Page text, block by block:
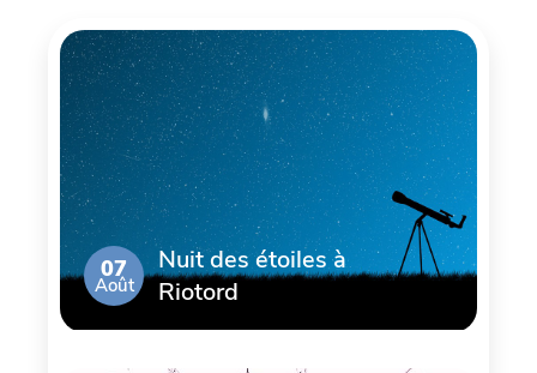
07
Août
Nuit des étoiles à
Riotord